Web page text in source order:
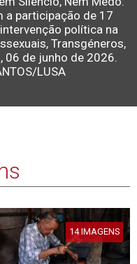
a participação de 17
política na
Transgéneros,
06 de junho de 2026.
LUSA
14 IMAGENS